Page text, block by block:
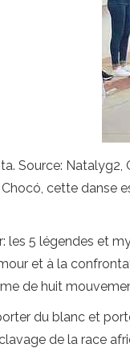
Source: Natalyg2,
cette danse
les 5 légendes et
et à la
de huit
du blanc et
de la race